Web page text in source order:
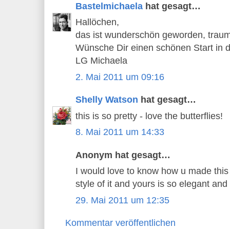
Bastelmichaela hat gesagt…
Hallöchen,
das ist wunderschön geworden,
Wünsche Dir einen schönen Start in
LG Michaela
2. Mai 2011 um 09:16
Shelly Watson hat gesagt…
this is so pretty - love the butterflies!
8. Mai 2011 um 14:33
Anonym hat gesagt…
I would love to know how u made
style of it and yours is so elegant
29. Mai 2011 um 12:35
Kommentar veröffentlichen